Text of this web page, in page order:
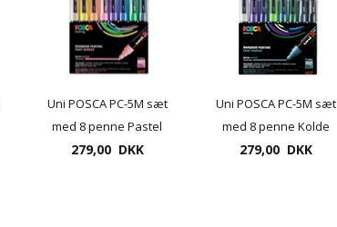
Uni POSCA PC-5M sæt
med 8 penne Pastel
farver
279,00 DKK
Uni POSCA PC-5M sæt
med 8 penne Kolde
farver
279,00 DKK